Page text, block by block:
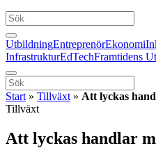
UtbildningEntreprenörEkonomi
InfrastrukturEdTechFramtidens
Start » Tillväxt » Att lyckas
Tillväxt
Att lyckas handlar